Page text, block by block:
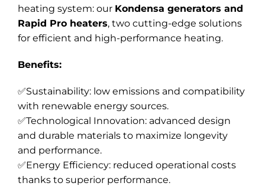
heating system: our Kondensa generators and
Rapid Pro heaters, two cutting-edge solutions
for efficient and high-performance heating.
Benefits:
✅Sustainability: low emissions and compatibility
with renewable energy sources.
✅Technological Innovation: advanced design
and durable materials to maximize longevity
and performance.
✅Energy Efficiency: reduced operational costs
thanks to superior performance.